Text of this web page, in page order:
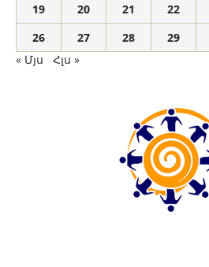
19
20 21 22
26
27 28 29
« Մյս
Հլս »